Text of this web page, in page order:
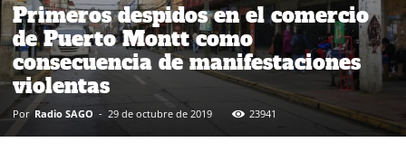
Primeros despidos en el comercio
de Puerto Montt como
consecuencia de manifestaciones
violentas
Por Radio SAGO - 29 de octubre de 2019 23941